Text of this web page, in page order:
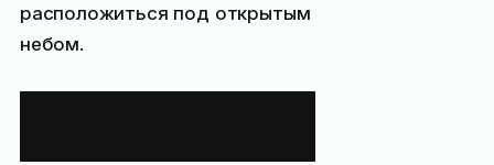
расположиться под открытым
небом.